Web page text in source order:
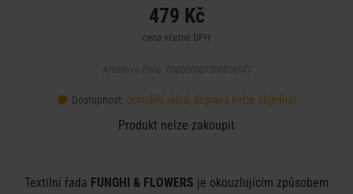
479 Kč
cena včetně DPH
Dostupnost: centrální sklad, doprava nelze objednat
Produkt nelze zakoupit
Textilní řada FUNGHI & FLOWERS je okouzlujícím způsobem